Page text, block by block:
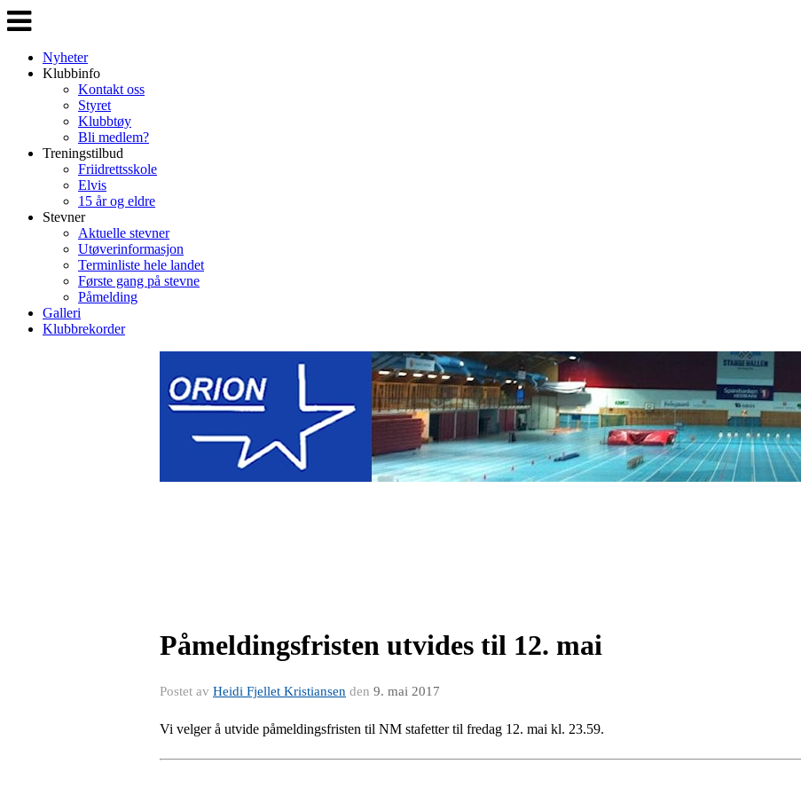
Veksle
navigasjon
Nyheter
Klubbinfo
Kontakt oss
Styret
Klubbtøy
Bli medlem?
Treningstilbud
Friidrettsskole
Elvis
15 år og eldre
Stevner
Aktuelle stevner
Utøverinformasjon
Terminliste hele landet
Første gang på stevne
Påmelding
Galleri
Klubbrekorder
Påmeldingsfristen utvides til 12. mai
Postet av Heidi Fjellet Kristiansen den 9. mai 2017
Vi velger å utvide påmeldingsfristen til NM stafetter til fredag 12. mai kl. 23.59.